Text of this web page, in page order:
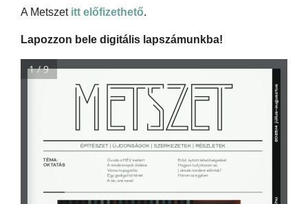
A Metszet itt előfizethető.
Lapozzon bele digitális lapszámunkba!